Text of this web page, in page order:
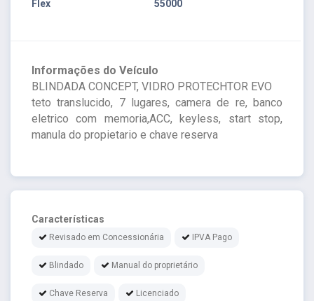
Flex 55000
Informações do Veículo
BLINDADA CONCEPT, VIDRO PROTECHTOR EVO
teto translucido, 7 lugares, camera de re, banco
eletrico com memoria,ACC, keyless, start stop,
manula do propietario e chave reserva
Características
Revisado em Concessionária IPVA Pago
Blindado Manual do proprietário
Chave Reserva Licenciado